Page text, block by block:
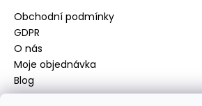
Obchodní podmínky
GDPR
O nás
Moje objednávka
Blog